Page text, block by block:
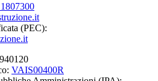
(PEC):
VAIS00400R